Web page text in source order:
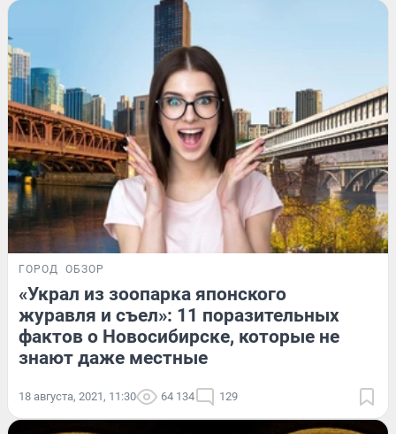
ГОРОД ОБЗОР
«Украл из зоопарка японского
журавля и съел»: 11 поразительных
фактов о Новосибирске, которые не
знают даже местные
18 августа, 2021, 11:30 64 134 129